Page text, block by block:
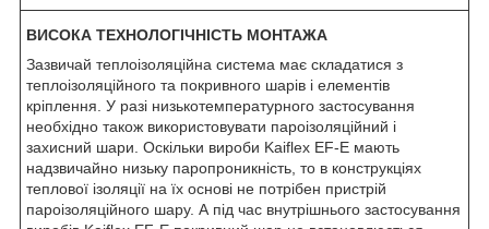
ВИСОКА ТЕХНОЛОГІЧНІСТЬ МОНТАЖА
Зазвичай теплоізоляційна система має складатися з
теплоізоляційного та покривного шарів і елементів
кріплення. У разі низькотемпературного застосування
необхідно також використовувати пароізоляційний і
захисний шари. Оскільки вироби Kaiflex EF-E мають
надзвичайно низьку паропроникність, то в конструкціях
теплової ізоляції на їх основі не потрібен пристрій
пароізоляційного шару. А під час внутрішнього застосування